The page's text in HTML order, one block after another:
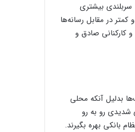
سربلندی بیشتری
در مقابل رسانه‌ها
کارکنانی صادق و
بدلیل آنکه محلی
شدیدی رو به رو
بانکی بهره بگیرند.